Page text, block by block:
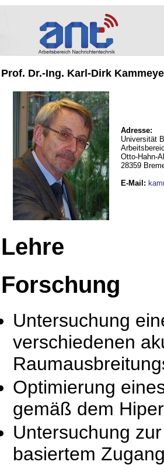
Prof. Dr.-Ing. Karl-Dirk
Adresse:
Universität
Otto-Hahn-
28359
E-Mail :
Lehre
Forschung
Untersuchung
verschiedenen
Optimierung
gemäß dem
Untersuchung
basiertem